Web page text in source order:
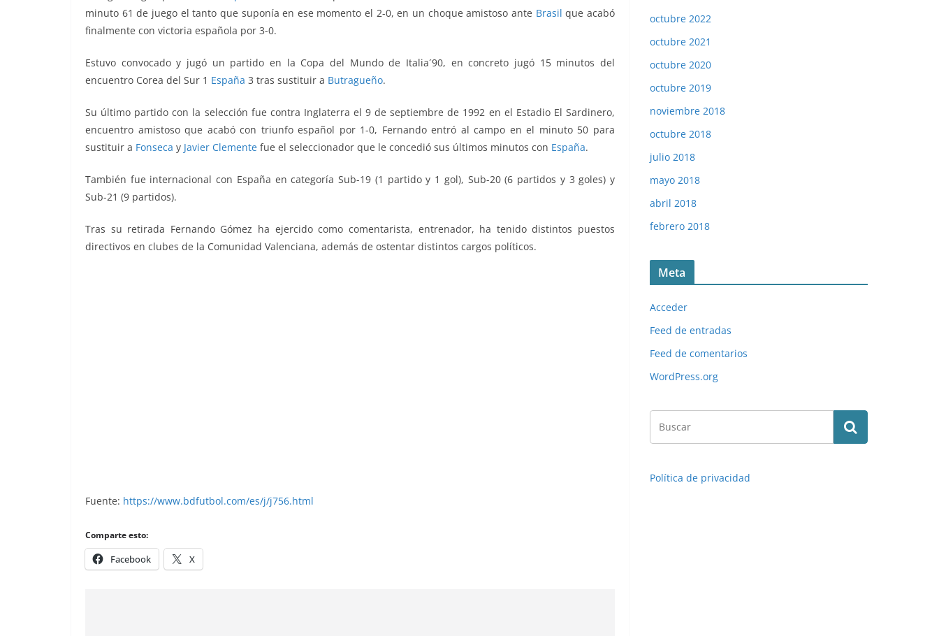
minuto 61 de juego el tanto que suponía en ese momento el 2-0, en un choque amistoso ante Brasil que acabó
finalmente con victoria española por 3-0.
Estuvo convocado y jugó un partido en la Copa del Mundo de Italia´90, en concreto jugó 15 minutos del
encuentro Corea del Sur 1 España 3 tras sustituir a Butragueño.
Su último partido con la selección fue contra Inglaterra el 9 de septiembre de 1992 en el Estadio El Sardinero,
encuentro amistoso que acabó con triunfo español por 1-0, Fernando entró al campo en el minuto 50 para
sustituir a Fonseca y Javier Clemente fue el seleccionador que le concedió sus últimos minutos con España.
También fue internacional con España en categoría Sub-19 (1 partido y 1 gol), Sub-20 (6 partidos y 3 goles) y
Sub-21 (9 partidos).
Tras su retirada Fernando Gómez ha ejercido como comentarista, entrenador, ha tenido distintos puestos
directivos en clubes de la Comunidad Valenciana, además de ostentar distintos cargos políticos.
Las fichas de la Liga 97-98. Nº 204. Fernando (Valencia
Fuente: https://www.bdfutbol.com/es/j/j756.html
Comparte esto:
Facebook X
octubre 2022
octubre 2021
octubre 2020
octubre 2019
noviembre 2018
octubre 2018
julio 2018
mayo 2018
abril 2018
febrero 2018
Meta
Acceder
Feed de entradas
Feed de comentarios
WordPress.org
Política de privacidad